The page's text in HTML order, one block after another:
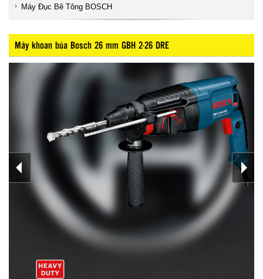
Máy Đục Bê Tông BOSCH
Máy khoan búa Bosch 26 mm GBH 2-26 DRE